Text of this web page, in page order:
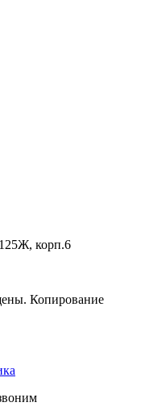
корп.6
Копирование